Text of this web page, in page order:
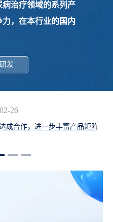
治疗领域的系列产
，在本行业的国内
发
26
成合作，进一步丰富产品矩阵